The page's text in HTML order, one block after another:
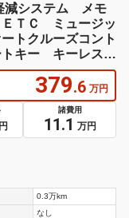
減システム メモ
ＴＣ ミュージッ
トクルーズコント
トキー キーレス
379.6 万円
諸費用
11.1 万円
0.3万km
なし